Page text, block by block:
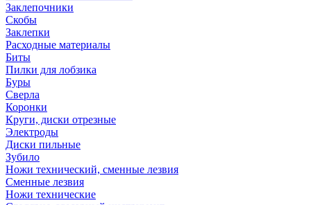
Заклепочники
Скобы
Заклепки
Расходные материалы
Биты
Пилки для лобзика
Буры
Сверла
Коронки
Круги, диски отрезные
Электроды
Диски пильные
Зубило
Ножи технический, сменные лезвия
Сменные лезвия
Ножи технические